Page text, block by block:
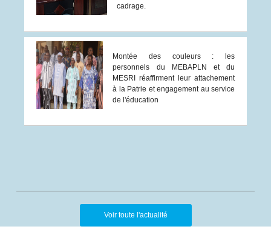
cadrage.
Montée des couleurs : les
personnels du MEBAPLN et du
MESRI réaffirment leur attachement
à la Patrie et engagement au service
de l'éducation
Voir toute l'actualité